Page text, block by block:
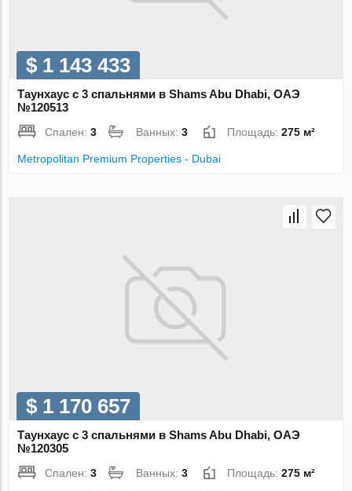
$ 1 143 433
Таунхаус с 3 спальнями в Shams Abu Dhabi, ОАЭ
№120513
Спален:3 Ванных:3 Площадь:275 м²
Metropolitan Premium Properties - Dubai
$ 1 170 657
Таунхаус с 3 спальнями в Shams Abu Dhabi, ОАЭ
№120305
Спален:3 Ванных:3 Площадь:275 м²